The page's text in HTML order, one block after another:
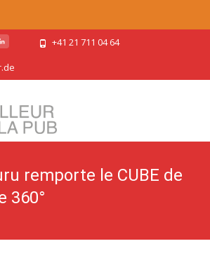
+41 21 711 04 64
remporte le CUBE de
360°